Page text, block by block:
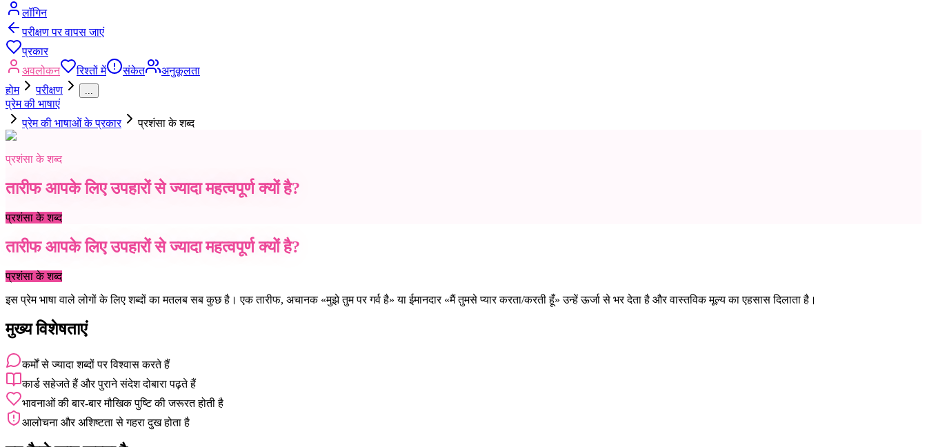
लॉगिन
परीक्षण पर वापस जाएं
प्रकार
अवलोकन
रिश्तों में संकेत
अनुकूलता
होम
परीक्षण ...
प्रेम की भाषाएं
प्रेम की भाषाओं के प्रकार
प्रशंसा के शब्द
प्रशंसा के शब्द
तारीफ आपके लिए उपहारों से ज्यादा महत्वपूर्ण क्यों है?
प्रशंसा के शब्द
तारीफ आपके लिए उपहारों से ज्यादा महत्वपूर्ण क्यों है?
प्रशंसा के शब्द
इस प्रेम भाषा वाले लोगों के लिए शब्दों का मतलब सब कुछ है। एक तारीफ, अचानक «मुझे तुम पर गर्व है» या ईमानदार «मैं तुमसे प्यार करता/करती हूँ» उन्हें ऊर्जा से भर देता है और वास्तविक मूल्य का एहसास दिलाता है।
मुख्य विशेषताएं
कर्मों से ज्यादा शब्दों पर विश्वास करते हैं
कार्ड सहेजते हैं और पुराने संदेश दोबारा पढ़ते हैं
भावनाओं की बार-बार मौखिक पुष्टि की जरूरत होती है
आलोचना और अशिष्टता से गहरा दुख होता है